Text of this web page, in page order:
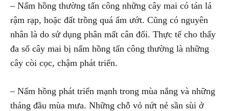
– Nấm hồng thường tấn công những cây mai có tán lá
rậm rạp, hoặc đất trồng quá ẩm ướt. Cũng có nguyên
nhân là do sử dụng phân mất cân đối. Thực tế cho thấy
đa số cây mai bị nấm hồng tấn công thường là những
cây còi cọc, chậm phát triển.
– Nấm hồng phát triển mạnh trong mùa nắng và những
tháng đầu mùa mưa. Những chỗ vỏ nứt nẻ sần sùi ở